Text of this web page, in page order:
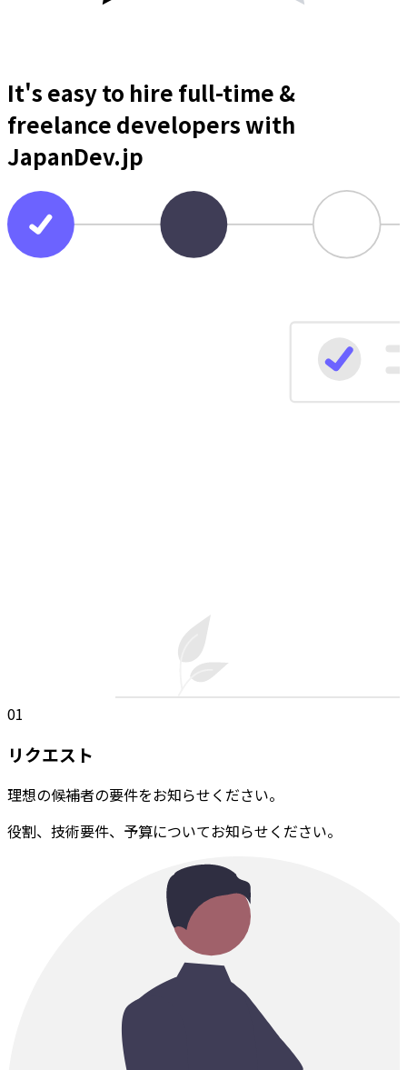
It's easy to hire full-time &
freelance developerswith
JapanDev.jp
01
リクエスト
理想の候補者の要件をお知らせください。
役割、技術要件、予算についてお知らせください。